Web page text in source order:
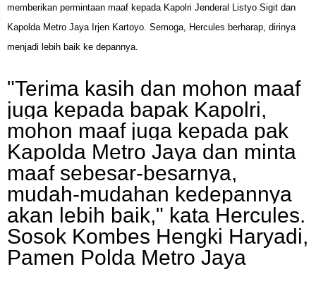
memberikan permintaan maaf kepada Kapolri Jenderal Listyo Sigit dan
Kapolda Metro Jaya Irjen Kartoyo. Semoga, Hercules berharap, dirinya
menjadi lebih baik ke depannya.
"Terima kasih dan mohon maaf
juga kepada bapak Kapolri,
mohon maaf juga kepada pak
Kapolda Metro Jaya dan minta
maaf sebesar-besarnya,
mudah-mudahan kedepannya
akan lebih baik," kata Hercules.
Sosok Kombes Hengki Haryadi,
Pamen Polda Metro Jaya